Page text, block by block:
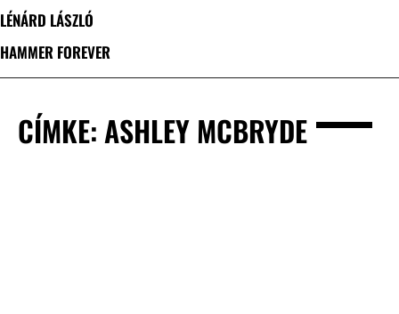
LÉNÁRD LÁSZLÓ
HAMMER FOREVER
CÍMKE: ASHLEY MCBRYDE